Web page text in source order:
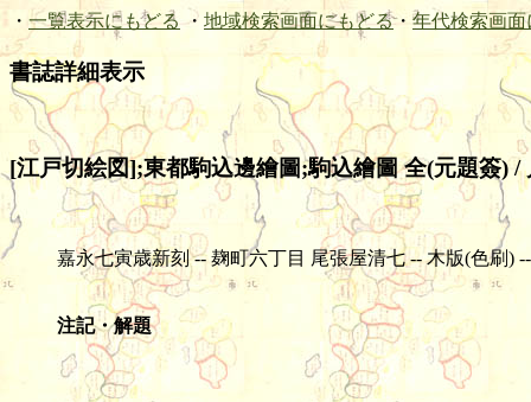
・ 一覧表示にもどる ・ 地域検索画面にもどる・ 年代検索画面
書誌詳細表示
[江戸切絵図];東都駒込邊繪圖;駒込繪圖 全(元題簽) /
嘉永七寅歳新刻 -- 麹町六丁目 尾張屋清七 -- 木版(色刷) --
注記・解題